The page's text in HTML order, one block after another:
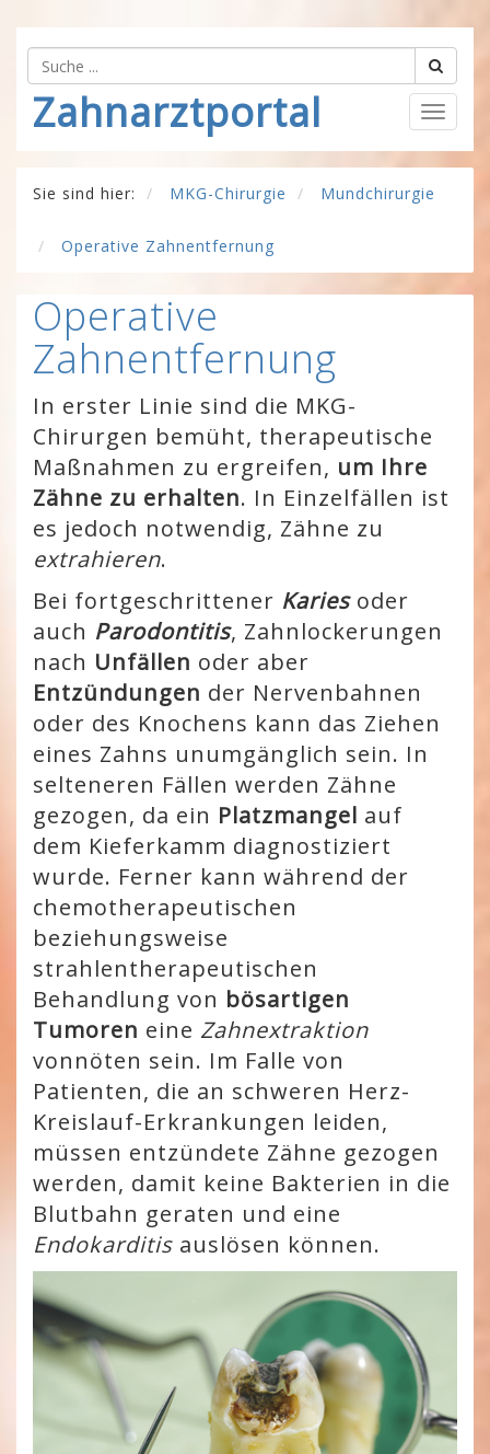
Zahnarztportal
Sie sind hier: MKG-Chirurgie Mundchirurgie
Operative Zahnentfernung
Operative
Zahnentfernung
In erster Linie sind die MKG-
Chirurgen bemüht, therapeutische
Maßnahmen zu ergreifen, um Ihre
Zähne zu erhalten. In Einzelfällen ist
es jedoch notwendig, Zähne zu
extrahieren.
Bei fortgeschrittener Karies oder
auch Parodontitis, Zahnlockerungen
nach Unfällen oder aber
Entzündungen der Nervenbahnen
oder des Knochens kann das Ziehen
eines Zahns unumgänglich sein. In
selteneren Fällen werden Zähne
gezogen, da ein Platzmangel auf
dem Kieferkamm diagnostiziert
wurde. Ferner kann während der
chemotherapeutischen
beziehungsweise
strahlentherapeutischen
Behandlung von bösartigen
Tumoren eine Zahnextraktion
vonnöten sein. Im Falle von
Patienten, die an schweren Herz-
Kreislauf-Erkrankungen leiden,
müssen entzündete Zähne gezogen
werden, damit keine Bakterien in die
Blutbahn geraten und eine
Endokarditis auslösen können.